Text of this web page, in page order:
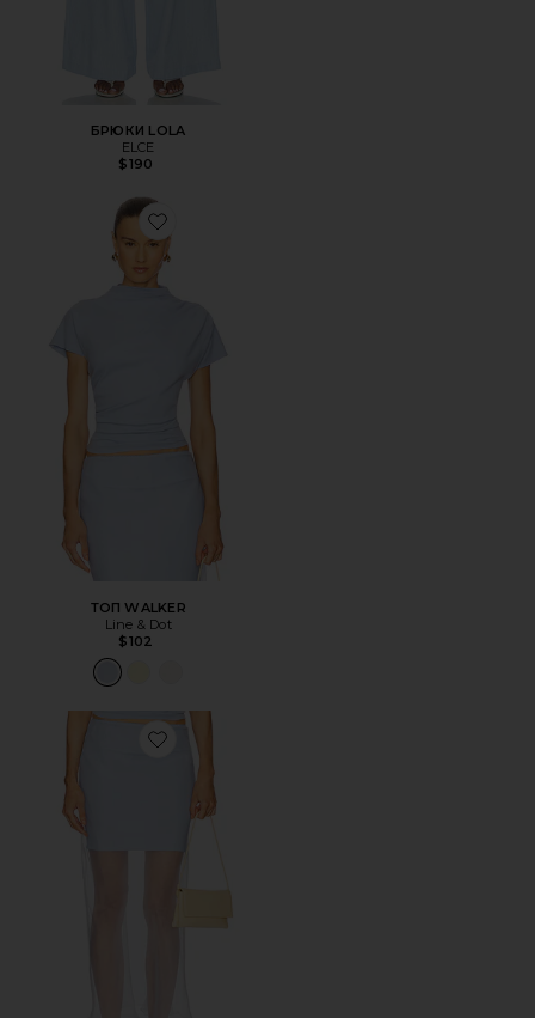
БРЮКИ LOLA
ELCE
$190
Favorite ТОП WALKER
ТОП WALKER
Line & Dot
$102
Favorite ЮБКА DENMAN